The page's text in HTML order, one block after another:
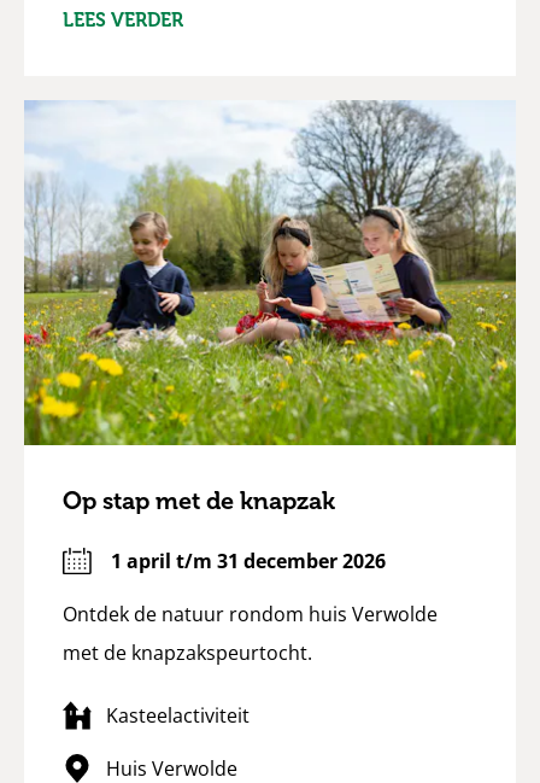
LEES VERDER
Op stap met de knapzak
1 april t/m 31 december 2026
Ontdek de natuur rondom huis Verwolde
met de knapzakspeurtocht.
Kasteelactiviteit
Huis Verwolde